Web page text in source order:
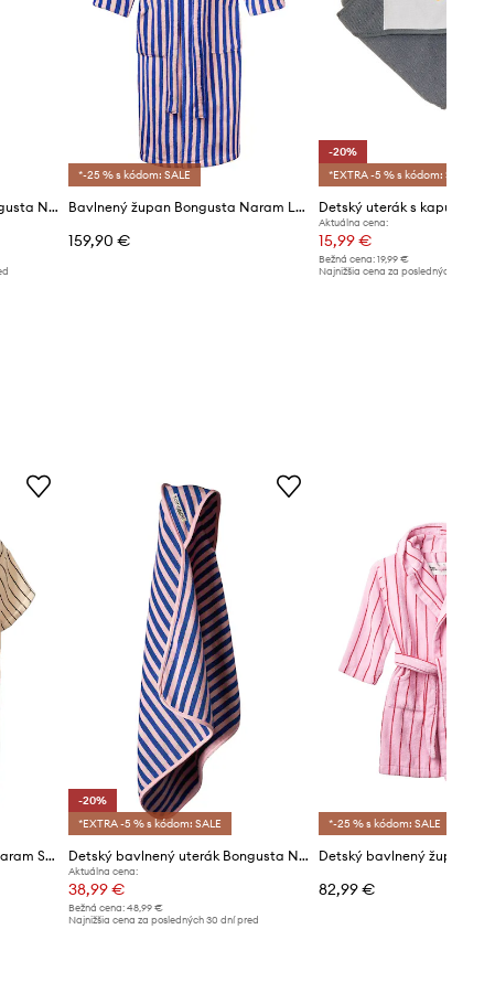
Detský bavlnený uterák Bongusta Naram 80 x 80 cm
*-25 % s kódom: SALE
Bavlnený župan Bongusta Naram L/XL
159,90 €
-20%
*EXTRA -5 % s kódom: SALE
Aktuálna cena:
15,99 €
Bežná cena: 19,99 €
Najnižšia cena za posledných 30 dní
Bavlnené pončo Bongusta Naram S/M
-20%
*EXTRA -5 % s kódom: SALE
Detský bavlnený uterák Bongusta Naram 80 x 80 cm
Aktuálna cena:
38,99 €
Bežná cena:48,99 €
Najnižšia cena za posledných 30 dní pred
*-25 % s kódom: SALE
82,99 €